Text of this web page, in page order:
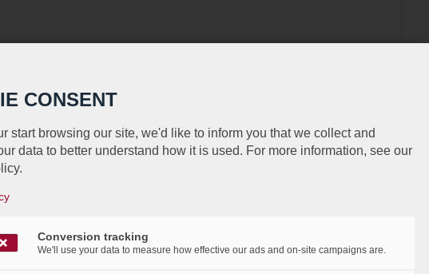
CONSENT
start browsing our site, we'd like to inform you that we collect and
data to better understand how it is used. For more information, see our
Conversion tracking
We'll use your data to measure how effective our ads and on-site campaigns are.